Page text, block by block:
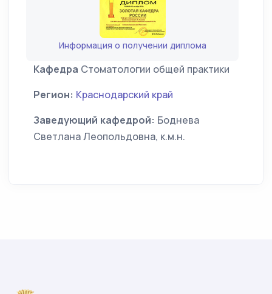
Информация о получении диплома
Кафедра Стоматологии общей практики
Регион: Краснодарский край
Заведующий кафедрой: Боднева
Светлана Леопольдовна, к.м.н.